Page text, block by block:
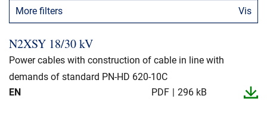
Nedlastinger
Presse og arrangementer
Om oss
More filters Vis
N2XSY 18/30 kV
Power cables with construction of cable in line with
demands of standard PN-HD 620-10C
EN
PDF 296 kB